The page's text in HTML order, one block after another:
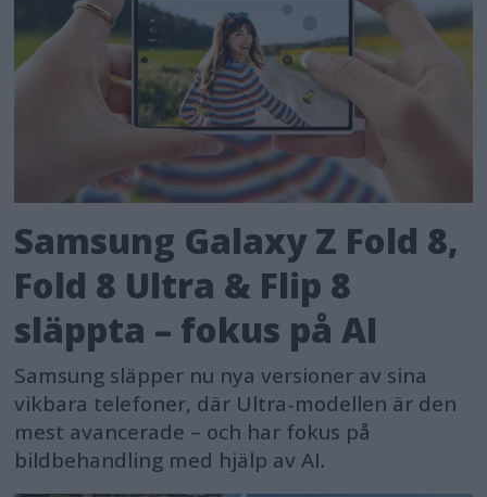
Samsung Galaxy Z Fold 8,
Fold 8 Ultra & Flip 8
släppta – fokus på AI
Samsung släpper nu nya versioner av sina
vikbara telefoner, där Ultra-modellen är den
mest avancerade – och har fokus på
bildbehandling med hjälp av AI.